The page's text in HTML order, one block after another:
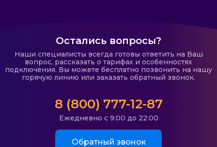
Остались вопросы?
Наши специалисты всегда готовы ответить на Ваш
вопрос, рассказать о тарифах и особенностях
подключения. Вы можете бесплатно позвонить на нашу
горячую линию или заказать обратный звонок.
8 (800) 777-12-87
Ежедневно с 9:00 до 22:00
Обратный звонок